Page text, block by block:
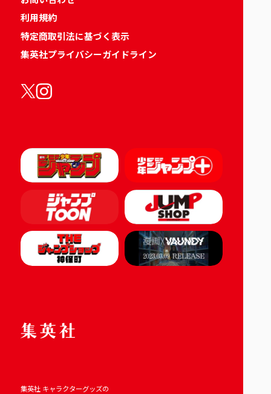
利用規約
特定商取引法に基づく表示
集英社プライバシーガイドライン
集英社 キャラクターグッズの